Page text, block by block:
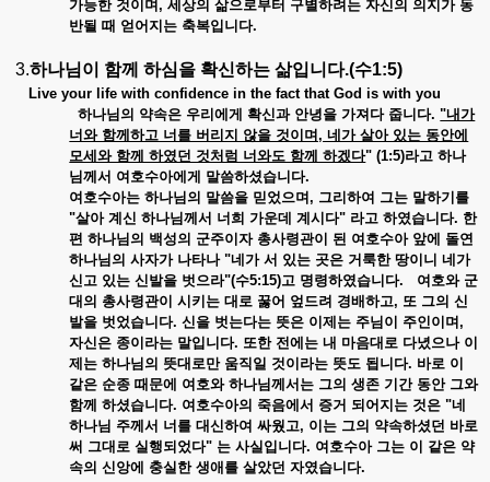
가능한 것이며, 세상의 삶으로부터 구별하려는 자신의 의지가 동
반될 때 얻어지는 축복입니다.
3.하나님이 함께 하심을 확신하는 삶입니다.(수1:5)
Live your life with confidence in the fact that God is with you
하나님의 약속은 우리에게 확신과 안녕을 가져다 줍니다."내가
너와 함께하고 너를 버리지 않을 것이며, 네가 살아 있는 동안에
모세와 함께 하였던 것처럼 너와도 함께 하겠다" (1:5)라고 하나
님께서 여호수아에게 말씀하셨습니다.
여호수아는 하나님의 말씀을 믿었으며, 그리하여 그는 말하기를
"살아 계신 하나님께서 너희 가운데 계시다" 라고 하였습니다. 한
편 하나님의 백성의 군주이자 총사령관이 된 여호수아 앞에 돌연
하나님의 사자가 나타나 "네가 서 있는 곳은 거룩한 땅이니 네가
신고 있는 신발을 벗으라"(수5:15)고 명령하였습니다. 여호와 군
대의 총사령관이 시키는 대로 꿇어 엎드려 경배하고, 또 그의 신
발을 벗었습니다. 신을 벗는다는 뜻은 이제는 주님이 주인이며,
자신은 종이라는 말입니다. 또한 전에는 내 마음대로 다녔으나 이
제는 하나님의 뜻대로만 움직일 것이라는 뜻도 됩니다. 바로 이
같은 순종 때문에 여호와 하나님께서는 그의 생존 기간 동안 그와
함께 하셨습니다. 여호수아의 죽음에서 증거 되어지는 것은 "네
하나님 주께서 너를 대신하여 싸웠고, 이는 그의 약속하셨던 바로
써 그대로 실행되었다" 는 사실입니다. 여호수아 그는 이 같은 약
속의 신앙에 충실한 생애를 살았던 자였습니다.